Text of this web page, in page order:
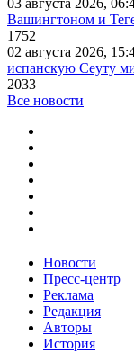
03 августа 2026,
Вашингтоном и
1752
02 августа 2026,
испанскую Сеуту
2033
Все новости
Новости
Пресс-центр
Реклама
Редакция
Авторы
История